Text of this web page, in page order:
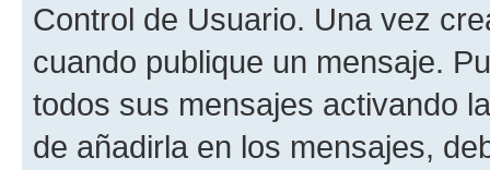
Control de Usuario. Una vez
cuando publique un mensaje.
todos sus mensajes activando
de añadirla en los mensajes,